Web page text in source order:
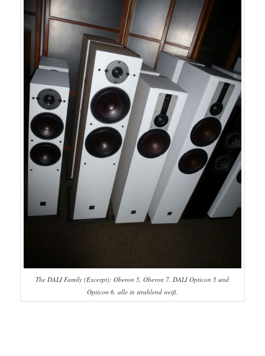
The DALI Family (Excerpt): Oberon 5, Oberon 7, DALI Opticon 5 und
Opticon 6, alle in strahlend weiß.